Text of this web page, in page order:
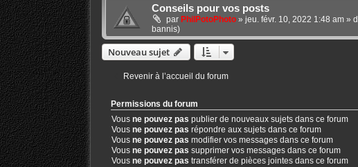
Conseils pour vos posts
par PhilPotoPhoto» jeu. févr. 10, 2022 1:48 am»
bannis)
Nouveau sujet
Revenir à l’accueil du forum
Permissions du forum
Vous ne pouvez pas publier de nouveaux sujets dans ce forum
Vous ne pouvez pas répondre aux sujets dans ce forum
Vous ne pouvez pas modifier vos messages dans ce forum
Vous ne pouvez pas supprimer vos messages dans ce forum
Vous ne pouvez pas transférer de pièces jointes dans ce forum